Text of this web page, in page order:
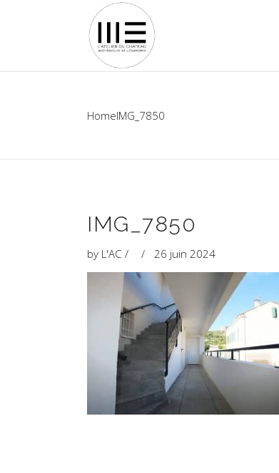
HomeIMG_7850
IMG_7850
by L'AC 26 juin 2024